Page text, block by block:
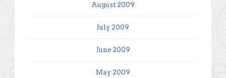
August 2009
July 2009
June 2009
May 2009